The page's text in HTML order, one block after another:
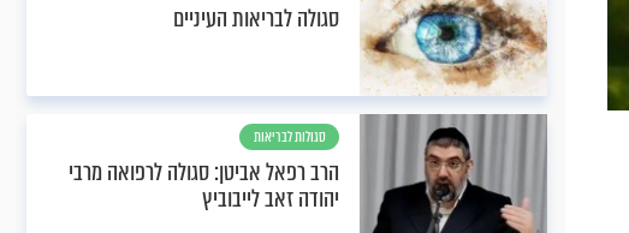
סגולה לבריאות העיניים
סגולות לבריאות
הרב רפאל אביטן: סגולה לרפואה מרבי
יהודה זאב לייבוביץ